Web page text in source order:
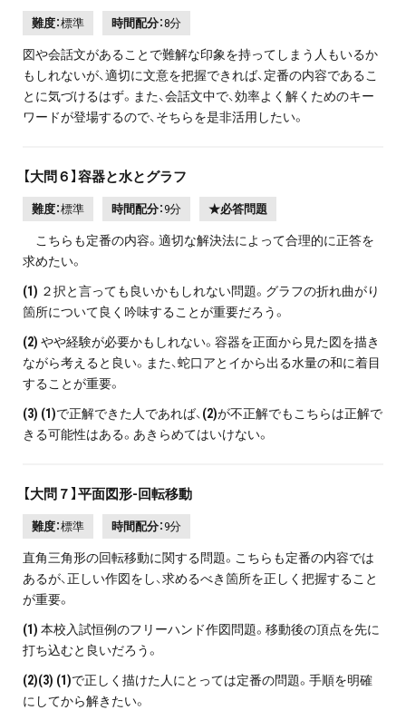
難度：標準 時間配分：8分
図や会話文があることで難解な印象を持ってしまう人もいるか
もしれないが、適切に文意を把握できれば、定番の内容であるこ
とに気づけるはず。また、会話文中で、効率よく解くためのキー
ワードが登場するので、そちらを是非活用したい。
【大問６】容器と水とグラフ
難度：標準 時間配分： 9分 ★必答問題
こちらも定番の内容。適切な解決法によって合理的に正答を
求めたい。
(1) ２択と言っても良いかもしれない問題。グラフの折れ曲がり
箇所について良く吟味することが重要だろう。
(2) やや経験が必要かもしれない。容器を正面から見た図を描き
ながら考えると良い。また、蛇口アとイから出る水量の和に着目
することが重要。
(3) (1)で正解できた人であれば、 (2)が不正解でもこちらは正解で
きる可能性はある。あきらめてはいけない。
【大問７】平面図形-回転移動
難度：標準 時間配分： 9分
直角三角形の回転移動に関する問題。こちらも定番の内容では
あるが、正しい作図をし、求めるべき箇所を正しく把握すること
が重要。
(1) 本校入試恒例のフリーハンド作図問題。移動後の頂点を先に
打ち込むと良いだろう。
(2)(3) (1)で正しく描けた人にとっては定番の問題。手順を明確
にしてから解きたい。